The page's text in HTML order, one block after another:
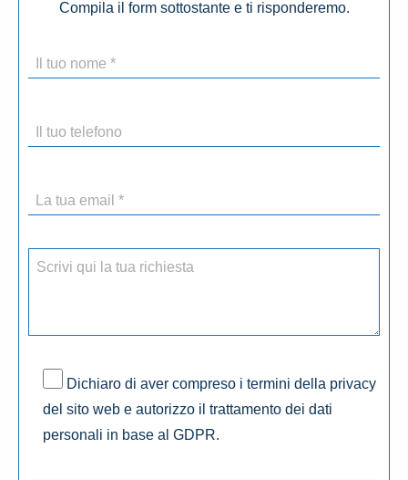
Compila il form sottostante e ti risponderemo.
Dichiaro di aver compreso i termini della privacy
del sito web e autorizzo il trattamento dei dati
personali in base al GDPR.